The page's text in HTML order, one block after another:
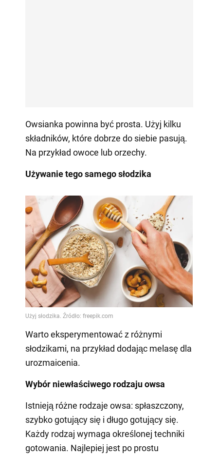
Owsianka powinna być prosta. Użyj kilku
składników, które dobrze do siebie pasują.
Na przykład owoce lub orzechy.
Używanie tego samego słodzika
Warto eksperymentować z różnymi
słodzikami, na przykład dodając melasę dla
urozmaicenia.
Wybór niewłaściwego rodzaju owsa
Istnieją różne rodzaje owsa: spłaszczony,
szybko gotujący się i długo gotujący się.
Każdy rodzaj wymaga określonej techniki
gotowania. Najlepiej jest po prostu